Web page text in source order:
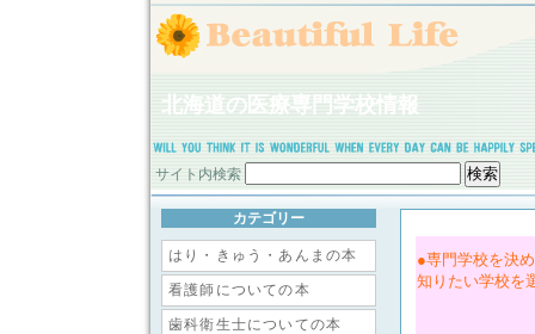
北海道の医療専門学校情報
サイト内検索
●専門学校を決
知りたい学校を
カテゴリー
はり・きゅう・あんまの本
看護師についての本
歯科衛生士についての本